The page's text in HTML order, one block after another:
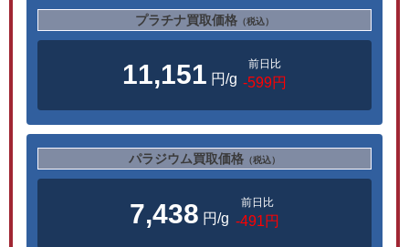
プラチナ買取価格 （税込）
11,151 円/g
前日比
-599円
パラジウム買取価格 （税込）
7,438 円/g
前日比
-491円